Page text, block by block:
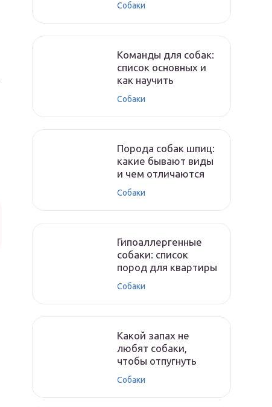
Собаки
Команды для собак:
список основных и
как научить
Собаки
Порода собак шпиц:
какие бывают виды
и чем отличаются
Собаки
Гипоаллергенные
собаки: список
пород для квартиры
Собаки
Какой запах не
любят собаки,
чтобы отпугнуть
Собаки